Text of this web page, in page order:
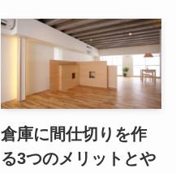
倉庫に間仕切りを作
る3つのメリットとや